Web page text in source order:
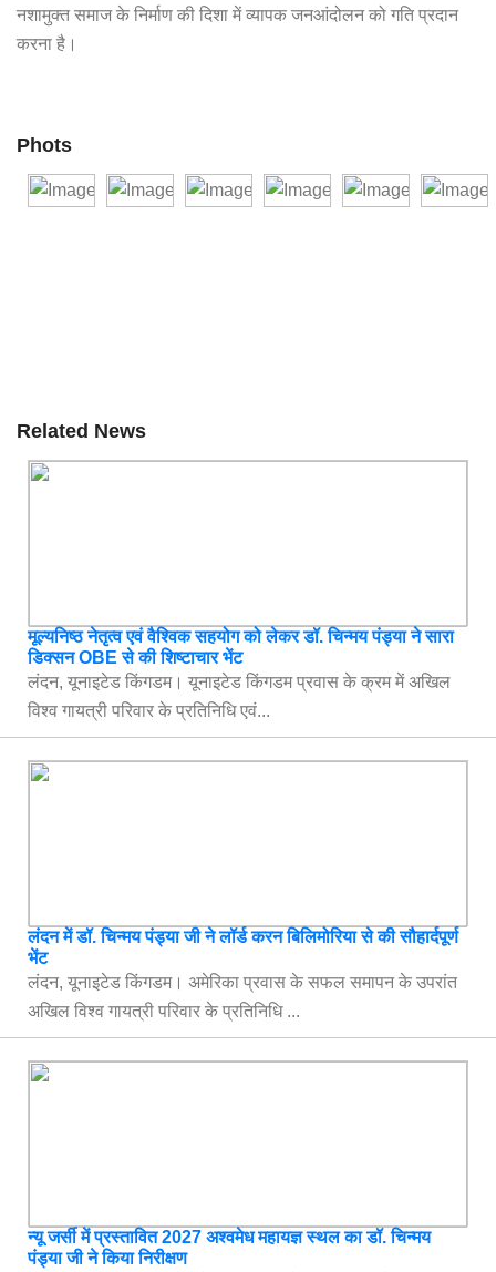
नशामुक्त समाज के निर्माण की दिशा में व्यापक जनआंदोलन को गति प्रदान
करना है।
Phots
Related News
मूल्यनिष्ठ नेतृत्व एवं वैश्विक सहयोग को लेकर डॉ. चिन्मय पंड्या ने सारा
डिक्सन OBE से की शिष्टाचार भेंट
लंदन, यूनाइटेड किंगडम। यूनाइटेड किंगडम प्रवास के क्रम में अखिल
विश्व गायत्री परिवार के प्रतिनिधि एवं...
लंदन में डॉ. चिन्मय पंड्या जी ने लॉर्ड करन बिलिमोरिया से की सौहार्दपूर्ण
भेंट
लंदन, यूनाइटेड किंगडम। अमेरिका प्रवास के सफल समापन के उपरांत
अखिल विश्व गायत्री परिवार के प्रतिनिधि ...
न्यू जर्सी में प्रस्तावित 2027 अश्वमेध महायज्ञ स्थल का डॉ. चिन्मय
पंड्या जी ने किया निरीक्षण